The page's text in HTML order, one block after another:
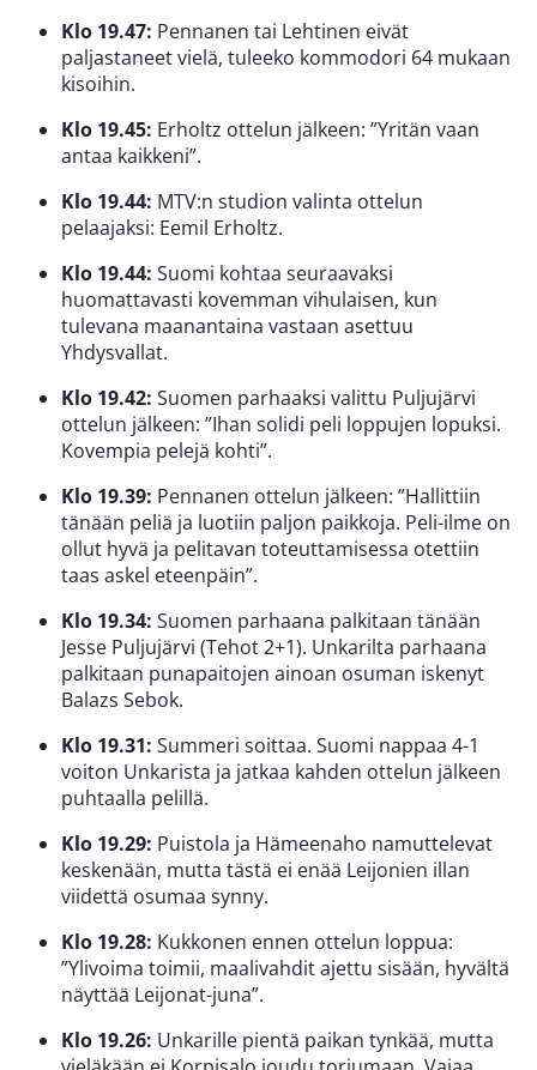
Klo 19.47: Pennanen tai Lehtinen eivät
paljastaneet vielä, tuleeko kommodori 64 mukaan
kisoihin.
Klo 19.45: Erholtz ottelun jälkeen: ”Yritän vaan
antaa kaikkeni”.
Klo 19.44: MTV:n studion valinta ottelun
pelaajaksi: Eemil Erholtz.
Klo 19.44: Suomi kohtaa seuraavaksi
huomattavasti kovemman vihulaisen, kun
tulevana maanantaina vastaan asettuu
Yhdysvallat.
Klo 19.42: Suomen parhaaksi valittu Puljujärvi
ottelun jälkeen: ”Ihan solidi peli loppujen lopuksi.
Kovempia pelejä kohti”.
Klo 19.39: Pennanen ottelun jälkeen: ”Hallittiin
tänään peliä ja luotiin paljon paikkoja. Peli-ilme on
ollut hyvä ja pelitavan toteuttamisessa otettiin
taas askel eteenpäin”.
Klo 19.34: Suomen parhaana palkitaan tänään
Jesse Puljujärvi (Tehot 2+1). Unkarilta parhaana
palkitaan punapaitojen ainoan osuman iskenyt
Balazs Sebok.
Klo 19.31: Summeri soittaa. Suomi nappaa 4-1
voiton Unkarista ja jatkaa kahden ottelun jälkeen
puhtaalla pelillä.
Klo 19.29: Puistola ja Hämeenaho namuttelevat
keskenään, mutta tästä ei enää Leijonien illan
viidettä osumaa synny.
Klo 19.28: Kukkonen ennen ottelun loppua:
”Ylivoima toimii, maalivahdit ajettu sisään, hyvältä
näyttää Leijonat-juna”.
Klo 19.26: Unkarille pientä paikan tynkää, mutta